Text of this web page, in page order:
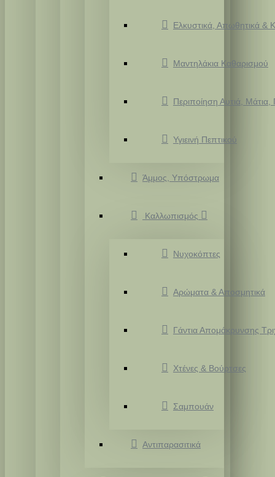
Ελκυστικά, Απωθητικά &
Μαντηλάκια Καθαρισμού
Περιποίηση Αυτιά,
Υγιεινή Πεπτικού
Άμμος, Υπόστρωμα
Καλλωπισμός
Νυχοκόπτες
Αρώματα & Αποσμητικά
Γάντια Απομάκρυνσης
Χτένες & Βούρτσες
Σαμπουάν
Αντιπαρασιτικά